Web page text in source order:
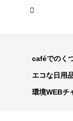
caféでのく
エコな日用
環境WEBチ